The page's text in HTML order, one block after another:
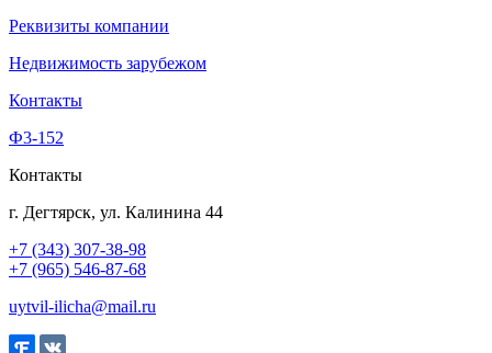
Реквизиты компании
Недвижимость зарубежом
Контакты
Ф3-152
Контакты
г. Дегтярск, ул. Калинина 44
+7 (343) 307-38-98
+7 (965) 546-87-68
uytvil-ilicha@mail.ru